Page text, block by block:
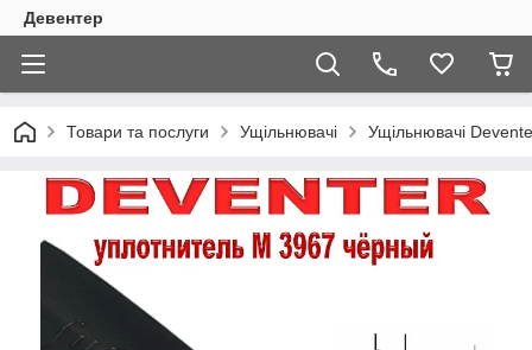
Девентер
Товари та послуги Ущільнювачі Ущільнювачі